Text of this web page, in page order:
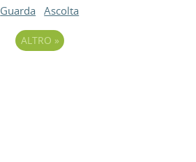
Guarda Ascolta
ALTRO »